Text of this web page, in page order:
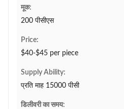
मूक:
200 पीसीएस
Price:
$40-$45 per piece
Supply Ability:
प्रति माह 15000 पीसी
डिलीवरी का समय: